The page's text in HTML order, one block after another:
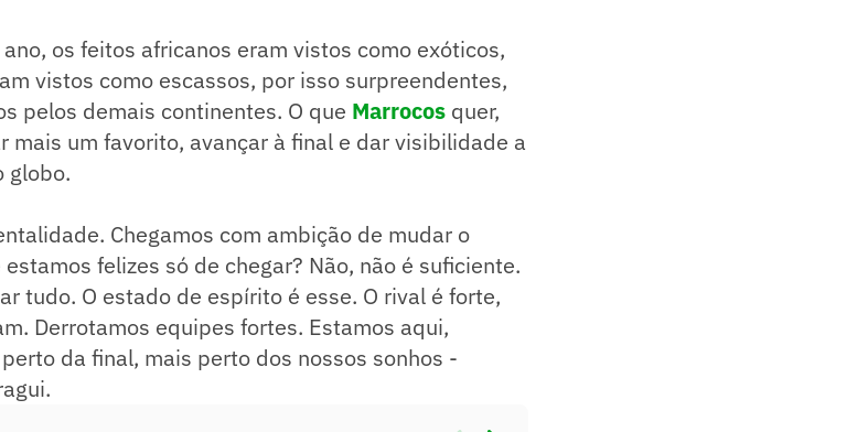
os feitos africanos eram vistos como exóticos,
vistos como escassos, por isso surpreendentes,
pelos demais continentes. O que Marrocos quer,
mais um favorito, avançar à final e dar visibilidade a
globo.
Chegamos com ambição de mudar o
felizes só de chegar? Não, não é suficiente.
tudo. O estado de espírito é esse. O rival é forte,
Derrotamos equipes fortes. Estamos aqui,
da final, mais perto dos nossos sonhos -